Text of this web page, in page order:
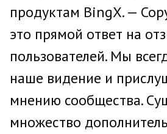
продуктам BingX. —
это прямой ответ на
пользователей. Мы
наше видение и
мнению сообщества.
множество